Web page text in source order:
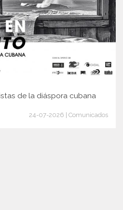
de la diáspora cubana
24-07-2026 | Comunicados